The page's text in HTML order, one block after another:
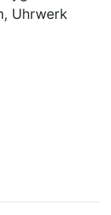
Uhrwerk